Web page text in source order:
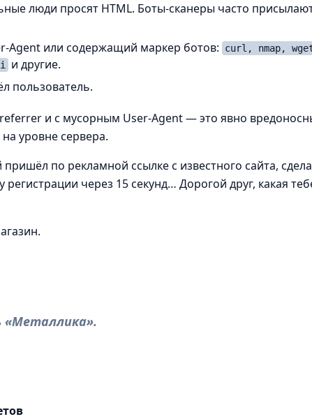
люди просят HTML. Боты-сканеры часто
Agent или содержащий маркер ботов:
curl, nmap,
и другие.
пользователь.
referrer и с мусорным User-Agent — это явно
уровне сервера.
по рекламной ссылке с известного сайта,
через 15 секунд… Дорогой друг, какая
«Металлика».